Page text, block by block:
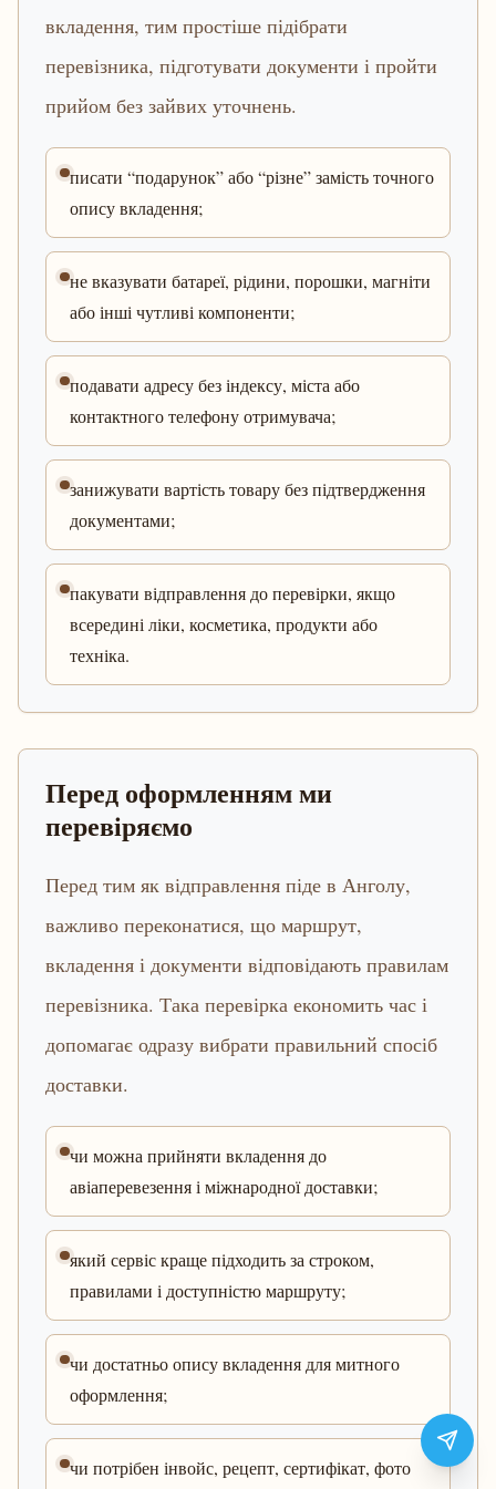
вкладення, тим простіше підібрати
перевізника, підготувати документи і пройти
прийом без зайвих уточнень.
писати “подарунок” або “різне” замість точного
опису вкладення;
не вказувати батареї, рідини, порошки, магніти
або інші чутливі компоненти;
подавати адресу без індексу, міста або
контактного телефону отримувача;
занижувати вартість товару без підтвердження
документами;
пакувати відправлення до перевірки, якщо
всередині ліки, косметика, продукти або
техніка.
Перед оформленням ми
перевіряємо
Перед тим як відправлення піде в Анголу,
важливо переконатися, що маршрут,
вкладення і документи відповідають правилам
перевізника. Така перевірка економить час і
допомагає одразу вибрати правильний спосіб
доставки.
чи можна прийняти вкладення до
авіаперевезення і міжнародної доставки;
який сервіс краще підходить за строком,
правилами і доступністю маршруту;
чи достатньо опису вкладення для митного
оформлення;
чи потрібен інвойс, рецепт, сертифікат, фото